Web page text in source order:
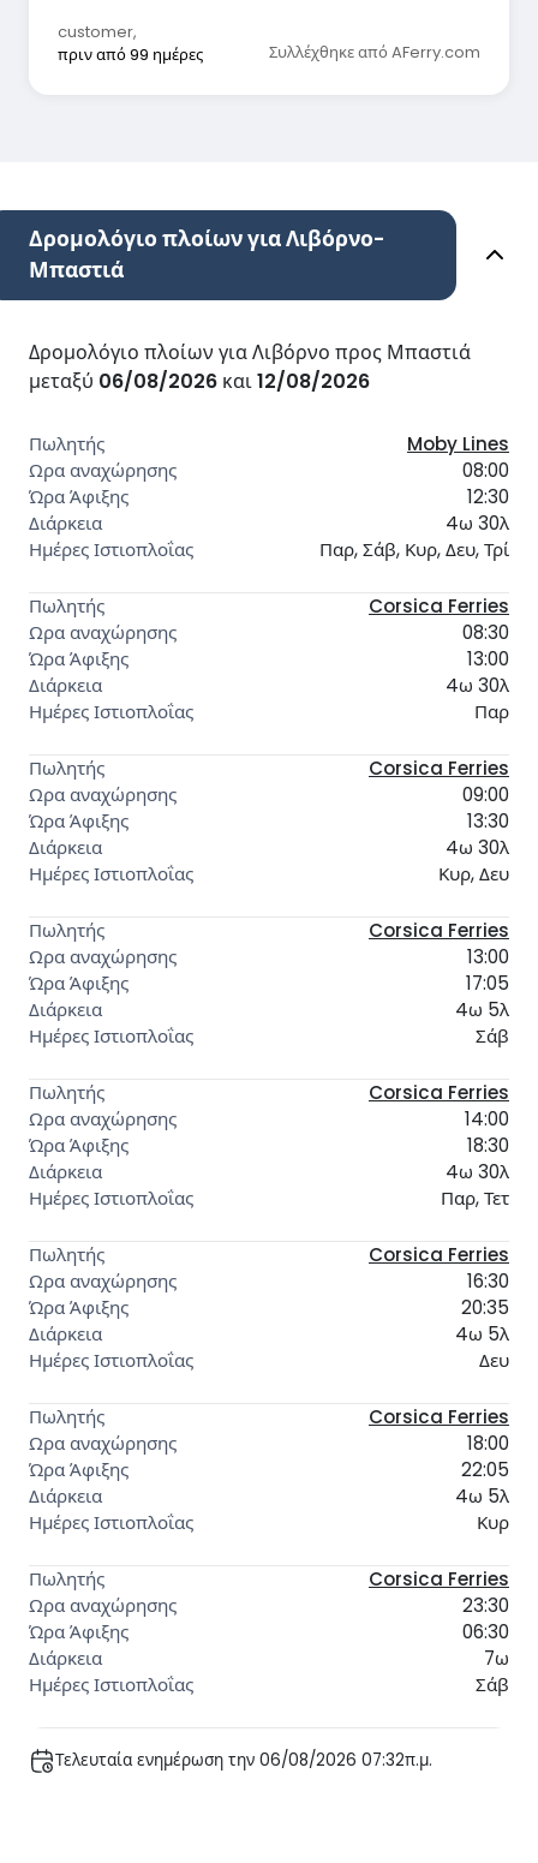
customer,
πριν από 99 ημέρες
Συλλέχθηκε από AFerry.com
Δρομολόγιο πλοίων για Λιβόρνο-
Μπαστιά
Δρομολόγιο πλοίων για Λιβόρνο προς Μπαστιά
μεταξύ 06/08/2026 και12/08/2026
Moby Lines
08:00
12:30
4ω 30λ
Παρ, Σάβ, Κυρ, Δευ, Τρί
Corsica Ferries
08:30
13:00
4ω 30λ
Παρ
Corsica Ferries
09:00
13:30
4ω 30λ
Κυρ, Δευ
Corsica Ferries
13:00
17:05
4ω 5λ
Σάβ
Corsica Ferries
14:00
18:30
4ω 30λ
Παρ, Τετ
Corsica Ferries
16:30
20:35
4ω 5λ
Δευ
Corsica Ferries
18:00
22:05
4ω 5λ
Κυρ
Corsica Ferries
23:30
06:30
7ω
Σάβ
Τελευταία ενημέρωση την 06/08/2026 07:32π.μ.